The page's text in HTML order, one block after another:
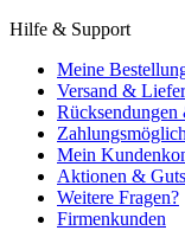
Hilfe & Support
Meine
Versand &
Rücksendungen
Mein
Aktionen &
Weitere Fragen?
Firmenkunden